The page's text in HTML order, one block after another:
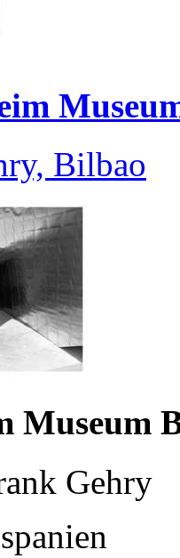
Bilbao
Museum
Gehry